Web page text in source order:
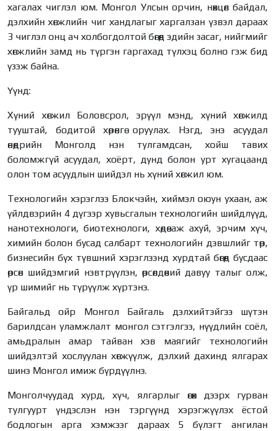
хагалах чиглэл юм. Монгол Улсын орчин, нөхцөл байдал,
дэлхийн хөгжлийн чиг хандлагыг харгалзан үзвэл дараах
3 чиглэл онц ач холбогдолтой бөгөөд эдийн засаг, нийгмийг
хөгжлийн замд нь түргэн гаргахад түлхэц болно гэж бид
үзэж байна.
Үүнд:
Хүний хөгжил Боловсрол, эрүүл мэнд, хүний хөгжилд
тууштай, бодитой хөрөнгө оруулах. Нэгд, энэ асуудал
өнөөдрийн Монголд нэн тулгамдсан, хойш тавих
боломжгүй асуудал, хоёрт, дунд болон урт хугацаанд
олон том асуудлын шийдэл нь хүний хөгжил юм.
Технологийн хэрэглээ Блокчэйн, хиймэл оюун ухаан, аж
үйлдвэрийн 4 дүгээр хувьсгалын технологийн шийдлүүд,
нанотехнологи, биотехнологи, хөдөө аж ахуй, эрчим хүч,
химийн болон бусад салбарт технологийн дэвшлийг төр,
бизнесийн бүх түвшний хэрэглээнд хурдтай бөгөөд бусдаас
өрсөн шийдэмгий нэвтрүүлэн, өрсөлдөөний давуу талыг олж,
үр шимийг нь түрүүлж хүртэнэ.
Байгальд ойр Монгол Байгаль дэлхийтэйгээ шүтэн
барилдсан уламжлалт монгол сэтгэлгээ, нүүдлийн соёл,
амьдралын амар тайван хэв маягийг технологийн
шийдэлтэй хослуулан хөгжүүлж, дэлхий дахинд ялгарах
шинэ Монгол имиж бүрдүүлнэ.
Монголчуудад хурд, хүч, ялгарлыг өгөх дээрх гурван
тулгуурт үндэслэн нэн тэргүүнд хэрэгжүүлэх ёстой
бодлогын арга хэмжээг дараах 5 бүлэгт ангилан